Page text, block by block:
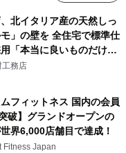
北イタリア産の天然しっ
」の壁を 全住宅で標準仕
「本当に良いものだけに
工務店
ムフィットネス 国内の会員
破】グランドオープンの
界6,000店舗目で達成！
Fitness Japan